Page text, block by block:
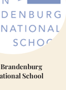
School